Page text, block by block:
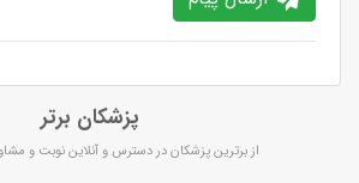
پزشکان برتر
از برترین پزشکان در دسترس و آنلاین نوبت و